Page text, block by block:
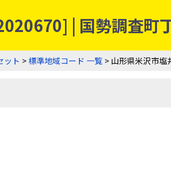
| 国勢調査町
ット >標準地域コード 一覧 > 山形県米沢市